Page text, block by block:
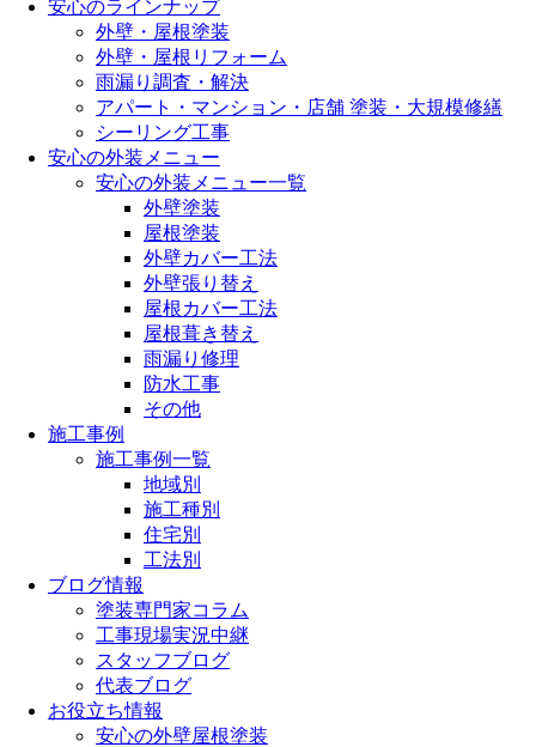
安心のラインナップ
外壁・屋根塗装
外壁・屋根リフォーム
雨漏り調査・解決
アパート・マンション・店舗 塗装・大規模修繕
シーリング工事
安心の外装メニュー
安心の外装メニュー一覧
外壁塗装
屋根塗装
外壁カバー工法
外壁張り替え
屋根カバー工法
屋根葺き替え
雨漏り修理
防水工事
その他
施工事例
施工事例一覧
地域別
施工種別
住宅別
工法別
ブログ情報
塗装専門家コラム
工事現場実況中継
スタッフブログ
代表ブログ
お役立ち情報
安心の外壁屋根塗装